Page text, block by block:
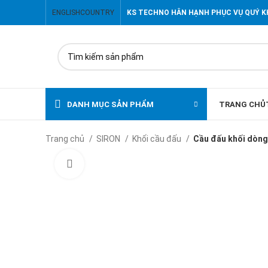
ENGLISH COUNTRY KS TECHNO HÂN HẠNH PHỤC VỤ QUÝ
DANH MỤC SẢN PHẨM TRANG CHỦ
Trang chủ SIRON Khối cầu đấu Cầu đấu khối dòng